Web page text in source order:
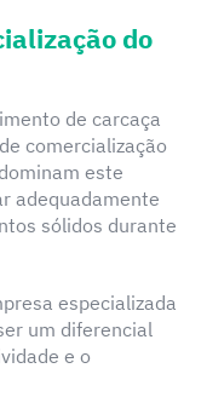
do
de carcaça
comercialização
este
adequadamente
sólidos durante
especializada
um diferencial
e o